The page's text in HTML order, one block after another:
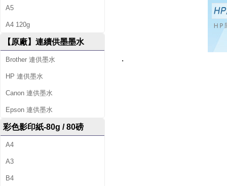
A5
A4 120g
【原廠】連續供墨墨水
Brother 連供墨水
HP 連供墨水
Canon 連供墨水
Epson 連供墨水
彩色影印紙-80g / 80磅
A4
A3
B4
.